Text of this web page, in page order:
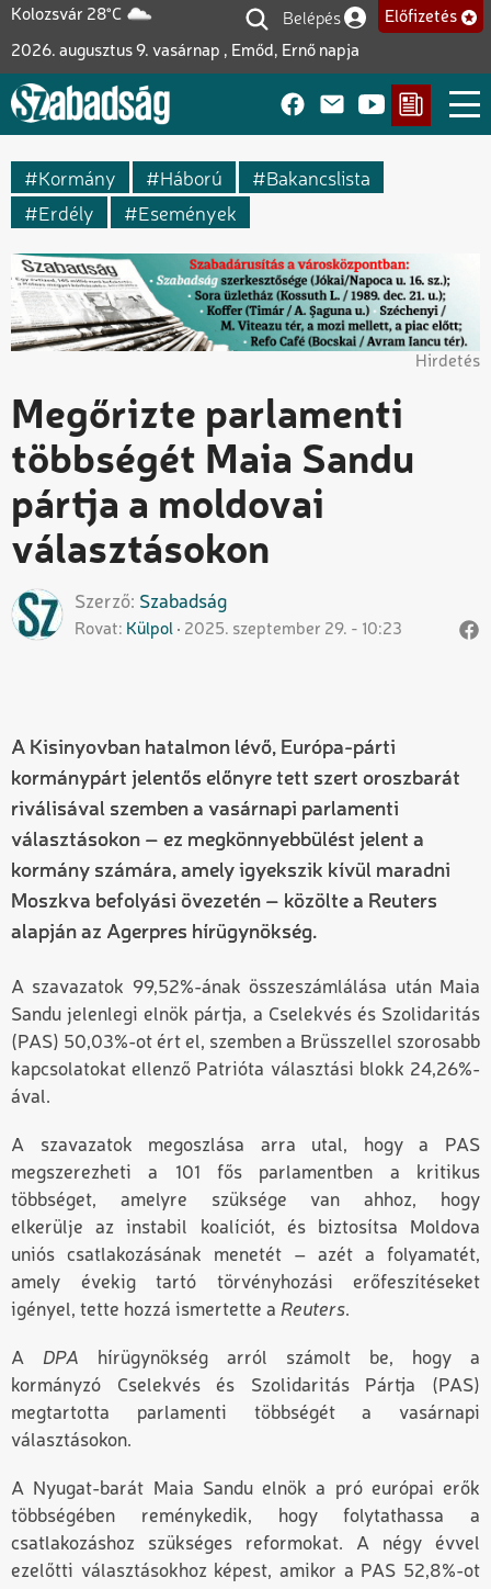
Ugrás
tartalomra
Kolozsvár 28°C
2026. augusztus 9. vasárnap , Emőd, Ernő napja
Felhasználói fiók
Belépés Előfizetés
Kormány Háború
Bakancslista
Erdély
Események
Hirdetés
Megőrizte parlamenti
többségét Maia Sandu
pártja a moldovai
választásokon
Szerző Szabadság
Rovat Külpol 2025. szeptember 29. - 10:23
A Kisinyovban hatalmon lévő, Európa-párti
kormánypárt jelentős előnyre tett szert oroszbarát
riválisával szemben a vasárnapi parlamenti
választásokon – ez megkönnyebbülést jelent a
kormány számára, amely igyekszik kívül maradni
Moszkva befolyási övezetén – közölte a Reuters
alapján az Agerpres hírügynökség.
A szavazatok 99,52%-ának összeszámlálása után Maia
Sandu jelenlegi elnök pártja, a Cselekvés és Szolidaritás
(PAS) 50,03%-ot ért el, szemben a Brüsszellel szorosabb
kapcsolatokat ellenző Patrióta választási blokk 24,26%-
ával.
A szavazatok megoszlása arra utal, hogy a PAS
megszerezheti a 101 fős parlamentben a kritikus
többséget, amelyre szüksége van ahhoz, hogy
elkerülje azinstabil koalíciót, és biztosítsa Moldova
uniós csatlakozásának menetét –azét a folyamatét,
amely évekig tartó törvényhozási erőfeszítéseket
igényel, tette hozzá ismertette a Reuters.
A DPA hírügynökség arról számolt be, hogy a
kormányzó
Cselekvés és Szolidaritás Pártja (PAS)
megtartotta parlamenti többségét a vasárnapi
választásokon.
A Nyugat-barát Maia Sandu elnök a pró európai erők
többségében reménykedik, hogy folytathassa a
csatlakozáshoz szükséges reformokat. A négy évvel
ezelőtti választásokhoz képest, amikor a PAS 52,8%-ot